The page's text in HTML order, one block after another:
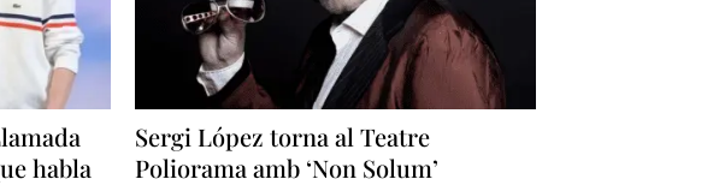
habla
Sergi López torna al Teatre
Poliorama amb ‘Non Solum’